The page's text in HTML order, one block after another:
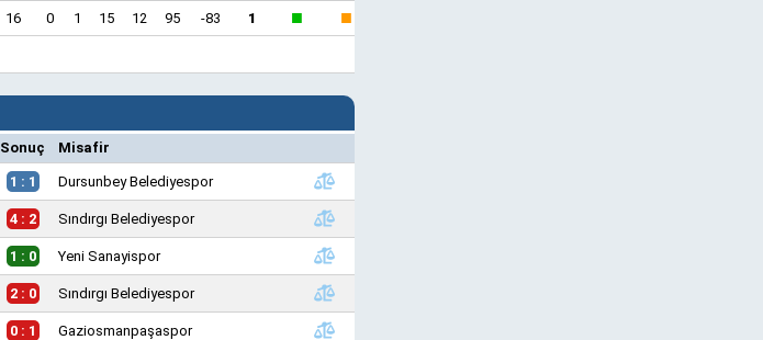
16 0 1 15 12 95 -83 1 ■ ■
Sonuç Misafir
1 : 1 Dursunbey Belediyespor
4 : 2 Sındırgı Belediyespor
1 : 0 Yeni Sanayispor
2 : 0 Sındırgı Belediyespor
0 : 1 Gaziosmanpaşaspor